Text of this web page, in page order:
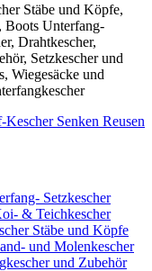
Stäbe und Köpfe,
Boots Unterfang-
Drahtkescher,
Setzkescher und
Wiegesäcke und
Setzkescher
& Teichkescher
Stäbe und Köpfe
und Molenkescher
und Zubehör